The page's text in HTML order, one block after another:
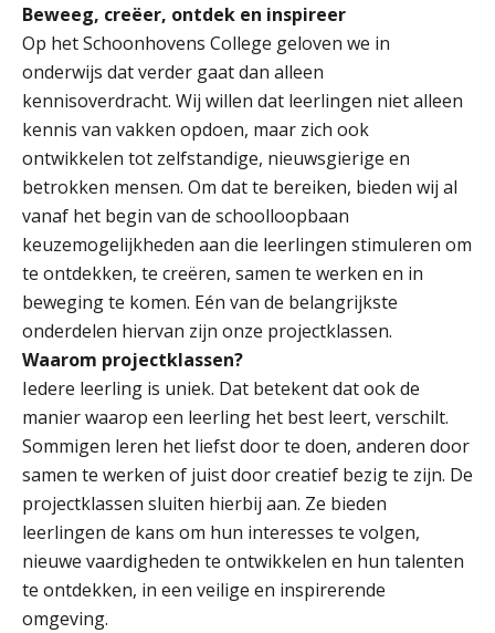
Klachten en integriteit
GROEP 8
Kennismaking / Open dagen
Schoolgids
Begeleiding
Profielen vmbo
Onderwijs op vmbo-tl, havo, vwo en tweetalig vwo
Projectklassen vmbo-tl, havo, vwo en tweetalig
vwo
Zoek de uitdaging
Welke opleidingen bieden we aan?
Taal en rekenen
Dyslexie
Wereldburgerschap
NIEUWS
VACATURES EN STAGEPLEKKEN
Beweeg, creëer, ontdek en inspireer
Op het Schoonhovens College geloven we in
onderwijs dat verder gaat dan alleen
kennisoverdracht. Wij willen dat leerlingen niet alleen
kennis van vakken opdoen, maar zich ook
ontwikkelen tot zelfstandige, nieuwsgierige en
betrokken mensen. Om dat te bereiken, bieden wij al
vanaf het begin van de schoolloopbaan
keuzemogelijkheden aan die leerlingen stimuleren om
te ontdekken, te creëren, samen te werken en in
beweging te komen. Eén van de belangrijkste
onderdelen hiervan zijn onze projectklassen.
Waarom projectklassen?
Iedere leerling is uniek. Dat betekent dat ook de
manier waarop een leerling het best leert, verschilt.
Sommigen leren het liefst door te doen, anderen door
samen te werken of juist door creatief bezig te zijn. De
projectklassen sluiten hierbij aan. Ze bieden
leerlingen de kans om hun interesses te volgen,
nieuwe vaardigheden te ontwikkelen en hun talenten
te ontdekken, in een veilige en inspirerende
omgeving.